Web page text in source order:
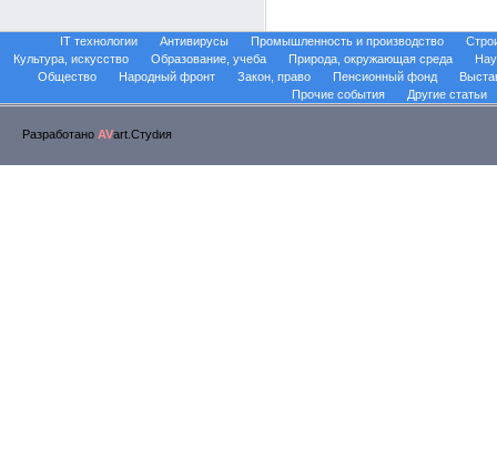
IT технологии Антивирусы Промышленность и производство
Культура, искусство
Образование, учеба Природа, окружающая среда
Общество
Народный фронт Закон, право Пенсионный фонд
Прочие события
Другие статьи
Разработано AVart.Стуdия